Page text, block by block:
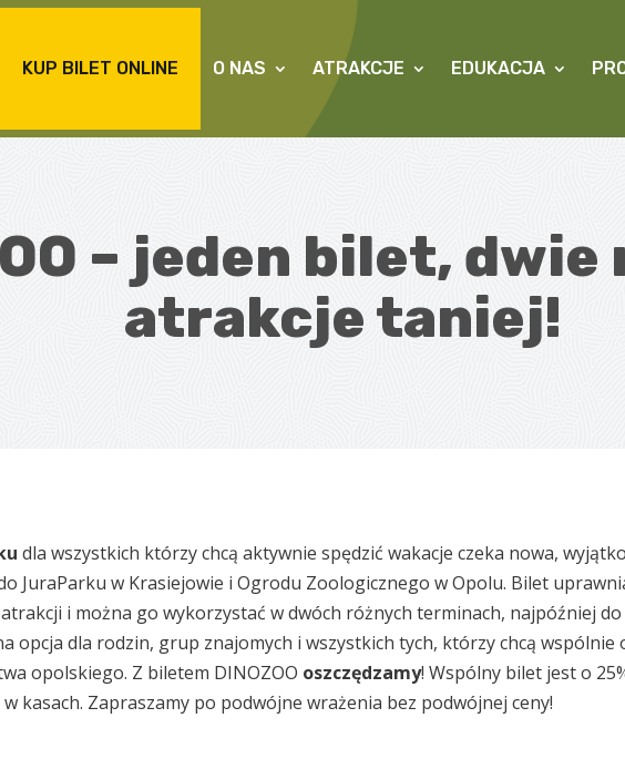
KUP BILET ONLINE O NAS ATRAKCJE EDUKACJA
– jeden bilet,
atrakcje taniej!
dla wszystkich którzy chcą aktywnie spędzić wakacje czeka nowa,
JuraParku w Krasiejowie i Ogrodu Zoologicznego w Opolu. Bilet
i można go wykorzystać w dwóch różnych terminach, najpóźniej
opcja dla rodzin, grup znajomych i wszystkich tych, którzy chcą wspólnie
opolskiego. Z biletem DINOZOO oszczędzamy! Wspólny bilet jest o
kasach. Zapraszamy po podwójne wrażenia bez podwójnej ceny!